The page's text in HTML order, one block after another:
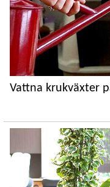
Vattna krukväxter